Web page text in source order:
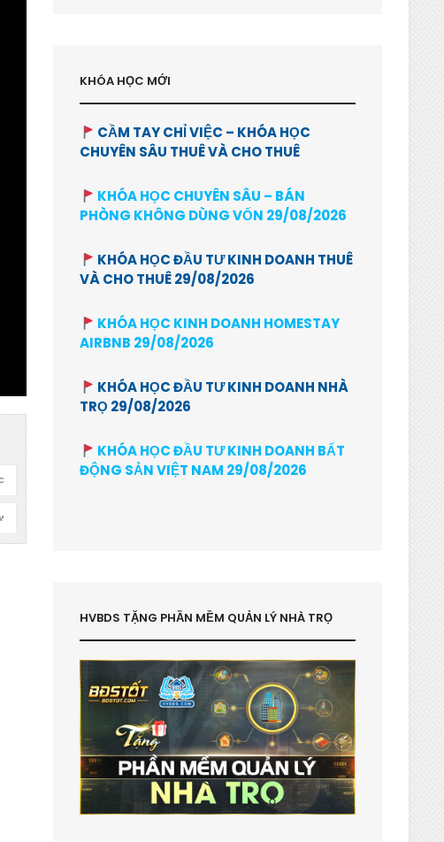
KHÓA HỌC MỚI
CẦM TAY CHỈ VIỆC – KHÓA HỌC
CHUYÊN SÂU THUÊ VÀ CHO THUÊ
KHÓA HỌC CHUYÊN SÂU – BÁN
PHÒNG KHÔNG DÙNG VỐN 29/08/2026
KHÓA HỌC ĐẦU TƯ KINH DOANH THUÊ
VÀ CHO THUÊ 29/08/2026
KHÓA HỌC KINH DOANH HOMESTAY
AIRBNB 29/08/2026
KHÓA HỌC ĐẦU TƯ KINH DOANH NHÀ
TRỌ 29/08/2026
KHÓA HỌC ĐẦU TƯ KINH DOANH BẤT
ĐỘNG SẢN VIỆT NAM 29/08/2026
HVBDS TẶNG PHẦN MỀM QUẢN LÝ NHÀ TRỌ